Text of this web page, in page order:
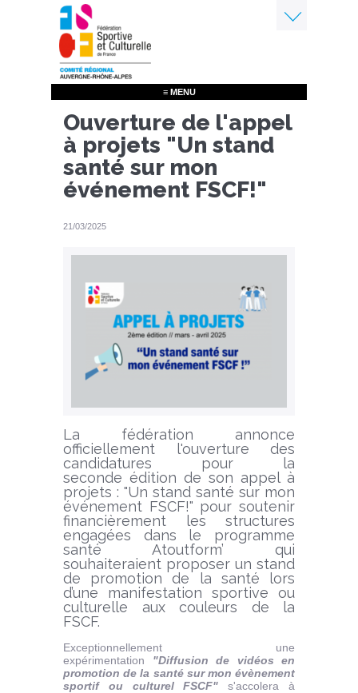
Aller
au
contenu
principal
≡ MENU
Ouverture de l'appel
à projets "Un stand
santé sur mon
événement FSCF!"
21/03/2025
La fédération annonce
officiellement l'ouverture des
candidatures pour la
seconde édition de son appel à
projets : "Un stand santé sur mon
événement FSCF!" pour soutenir
financièrement les structures
engagées dans le programme
santé Atoutform’ qui
souhaiteraient proposer un stand
de promotion de la santé lors
d’une manifestation sportive ou
culturelle aux couleurs de la
FSCF.
Exceptionnellement une
expérimentation "Diffusion de vidéos en
promotion de la santé sur mon évènement
sportif ou culturel FSCF" s'accolera à